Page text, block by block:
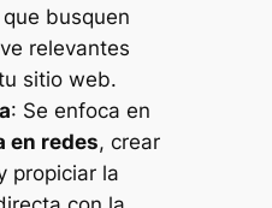
busquen
relevantes
sitio web.
: Se enfoca en
en redes, crear
propiciar la